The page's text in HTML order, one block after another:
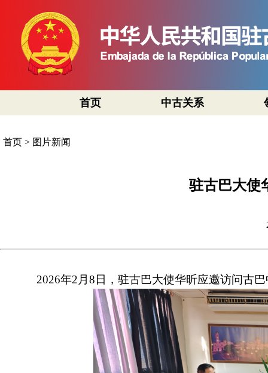
首页 中古关系
首页 > 图片新闻
驻古巴大使
2026年2月8日，驻古巴大使华昕应邀访问古